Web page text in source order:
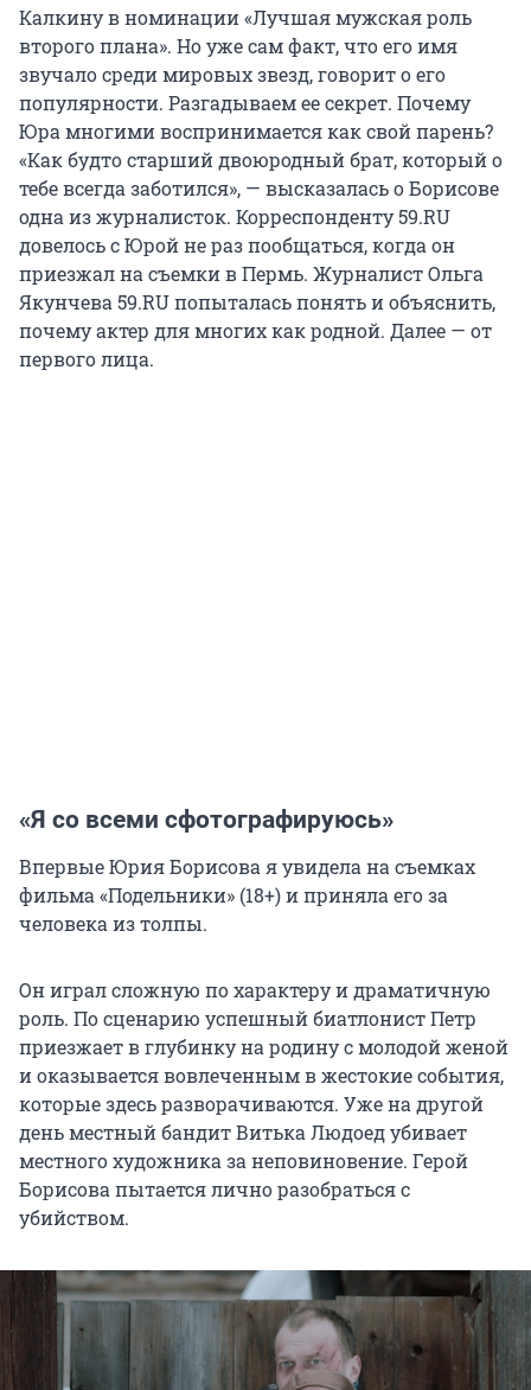
Калкину в номинации «Лучшая мужская роль
второго плана». Но уже сам факт, что его имя
звучало среди мировых звезд, говорит о его
популярности. Разгадываем ее секрет. Почему
Юра многими воспринимается как свой парень?
«Как будто старший двоюродный брат, который о
тебе всегда заботился», — высказалась о Борисове
одна из журналисток. Корреспонденту 59.RU
довелось с Юрой не раз пообщаться, когда он
приезжал на съемки в Пермь. Журналист Ольга
Якунчева 59.RU попыталась понять и объяснить,
почему актер для многих как родной. Далее — от
первого лица.
«Я со всеми сфотографируюсь»
Впервые Юрия Борисова я увидела на съемках
фильма «Подельники» (18+) и приняла его за
человека из толпы.
Он играл сложную по характеру и драматичную
роль. По сценарию успешный биатлонист Петр
приезжает в глубинку на родину с молодой женой
и оказывается вовлеченным в жестокие события,
которые здесь разворачиваются. Уже на другой
день местный бандит Витька Людоед убивает
местного художника за неповиновение. Герой
Борисова пытается лично разобраться с
убийством.